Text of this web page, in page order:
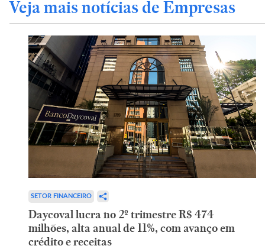
Veja mais notícias de Empresas
SETOR FINANCEIRO
Daycoval lucra no 2º trimestre R$ 474
milhões, alta anual de 11%, com avanço em
crédito e receitas